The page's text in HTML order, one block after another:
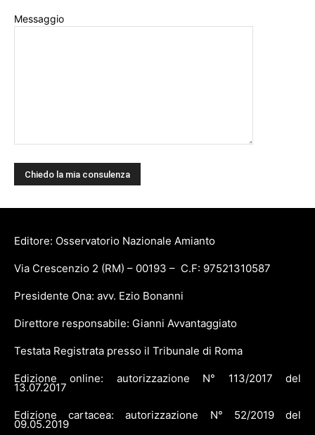
Messaggio
Editore: Osservatorio Nazionale Amianto
Via Crescenzio 2 (RM) – 00193 – C.F: 97521310587
Presidente Ona: avv. Ezio Bonanni
Direttore responsabile: Gianni Avvantaggiato
Testata Registrata presso il Tribunale di Roma
Edizione online: autorizzazione N° 113/2017 del
13.07.2017
Edizione cartacea: autorizzazione N° 52/2019 del
09.05.2019